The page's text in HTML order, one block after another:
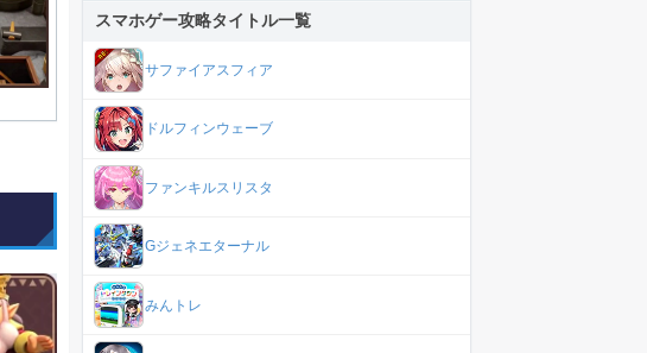
スマホゲー攻略タイトル一覧
サファイアスフィア
ドルフィンウェーブ
ファンキルスリスタ
Gジェネエターナル
みんトレ